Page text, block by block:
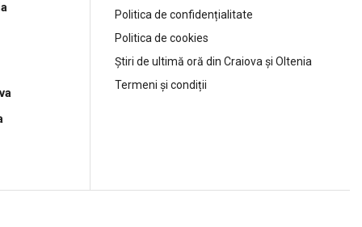
Politica de confidențialitate
Politica de cookies
Știri de ultimă oră din Craiova și Oltenia
Termeni și condiții